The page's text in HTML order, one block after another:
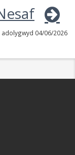
adolygwyd 04/06/2026